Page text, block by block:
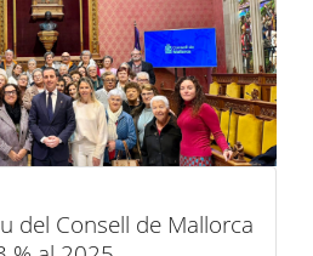
del Consell de Mallorca